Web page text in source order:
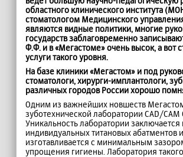
областного клинического института
стоматологом Медицинского
являются видные политики, многие
государств заблаговременно
Ф.Ф. и в «Мегастоме» очень высок, а вот
услуги такого уровня.
На базе клиники «Мегастом» и под
стоматологи, хирурги-имплантологи,
различных городов России хорошо
Одним из важнейших новшеств
зуботехнической лаборатории CAD/
Уникальность лаборатории
индивидуальных титановых абатментов
изготавливается с минимальным
упрощения гигиены. Лаборатория